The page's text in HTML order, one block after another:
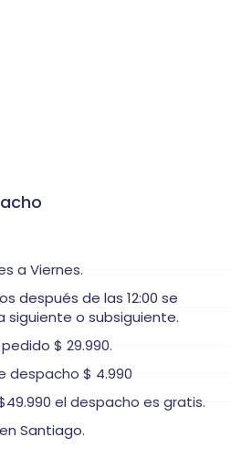
a Viernes.
después de las 12:00 se
siguiente o subsiguiente.
$ 29.990.
despacho $ 4.990
el despacho es gratis.
Santiago.